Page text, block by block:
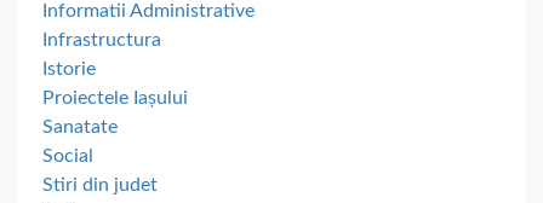
Informatii Administrative
Infrastructura
Istorie
Proiectele Iașului
Sanatate
Social
Stiri din judet